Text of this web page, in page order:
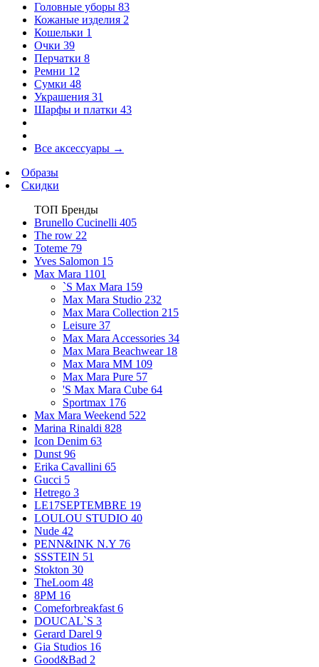
Головные уборы 83
Кожаные изделия 2
Кошельки 1
Очки 39
Перчатки 8
Ремни 12
Сумки 48
Украшения 31
Шарфы и платки 43
Все аксессуары →
Образы
Скидки
ТОП Бренды
Brunello Cucinelli 405
The row 22
Toteme 79
Yves Salomon 15
Max Mara 1101
`S Max Mara 159
Max Mara Studio 232
Max Mara Collection 215
Leisure 37
Max Mara Accessories 34
Max Mara Beachwear 18
Max Mara MM 109
Max Mara Pure 57
'S Max Mara Cube 64
Sportmax 176
Max Mara Weekend 522
Marina Rinaldi 828
Icon Denim 63
Dunst 96
Erika Cavallini 65
Gucci 5
Hetrego 3
LE17SEPTEMBRE 19
LOULOU STUDIO 40
Nude 42
PENN&INK N.Y 76
SSSTEIN 51
Stokton 30
TheLoom 48
8PM 16
Comeforbreakfast 6
DOUCAL`S 3
Gerard Darel 9
Gia Studios 16
Good&Bad 2